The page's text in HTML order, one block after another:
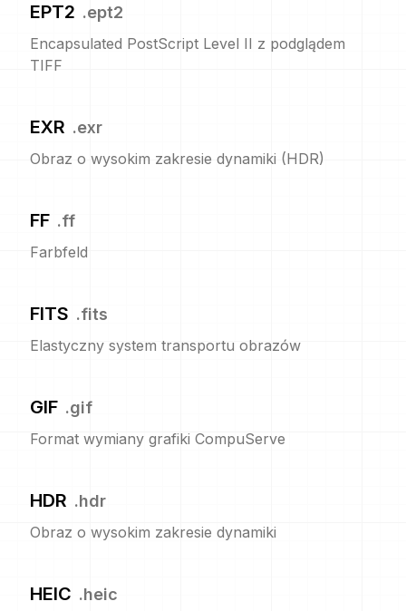
EPT2 .ept2
Encapsulated PostScript Level II z podglądem
TIFF
EXR .exr
Obraz o wysokim zakresie dynamiki (HDR)
FF .ff
Farbfeld
FITS .fits
Elastyczny system transportu obrazów
GIF .gif
Format wymiany grafiki CompuServe
HDR .hdr
Obraz o wysokim zakresie dynamiki
HEIC .heic